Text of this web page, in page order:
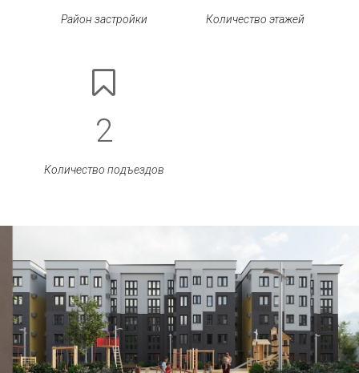
Район застройки Количество этажей
2
Количество подъездов